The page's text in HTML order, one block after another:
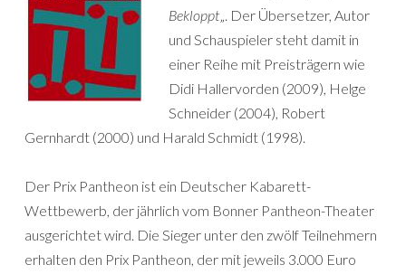
Bekloppt„. Der Übersetzer, Autor
und Schauspieler steht damit in
einer Reihe mit Preisträgern wie
Didi Hallervorden (2009), Helge
Schneider (2004), Robert
Gernhardt (2000) und Harald Schmidt (1998).
Der Prix Pantheon ist ein Deutscher Kabarett-
Wettbewerb, der jährlich vom Bonner Pantheon-Theater
ausgerichtet wird. Die Sieger unter den zwölf Teilnehmern
erhalten den Prix Pantheon, der mit jeweils 3.000 Euro